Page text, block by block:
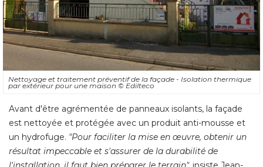
Nettoyage et traitement préventif de la façade - Isolation thermique
par extérieur pour une maison © Edilteco
Avant d'être agrémentée de panneaux isolants, la façade
est nettoyée et protégée avec un produit anti-mousse et
un hydrofuge. "Pour faciliter la mise en œuvre, obtenir un
résultat impeccable et s'assurer de la durabilité de